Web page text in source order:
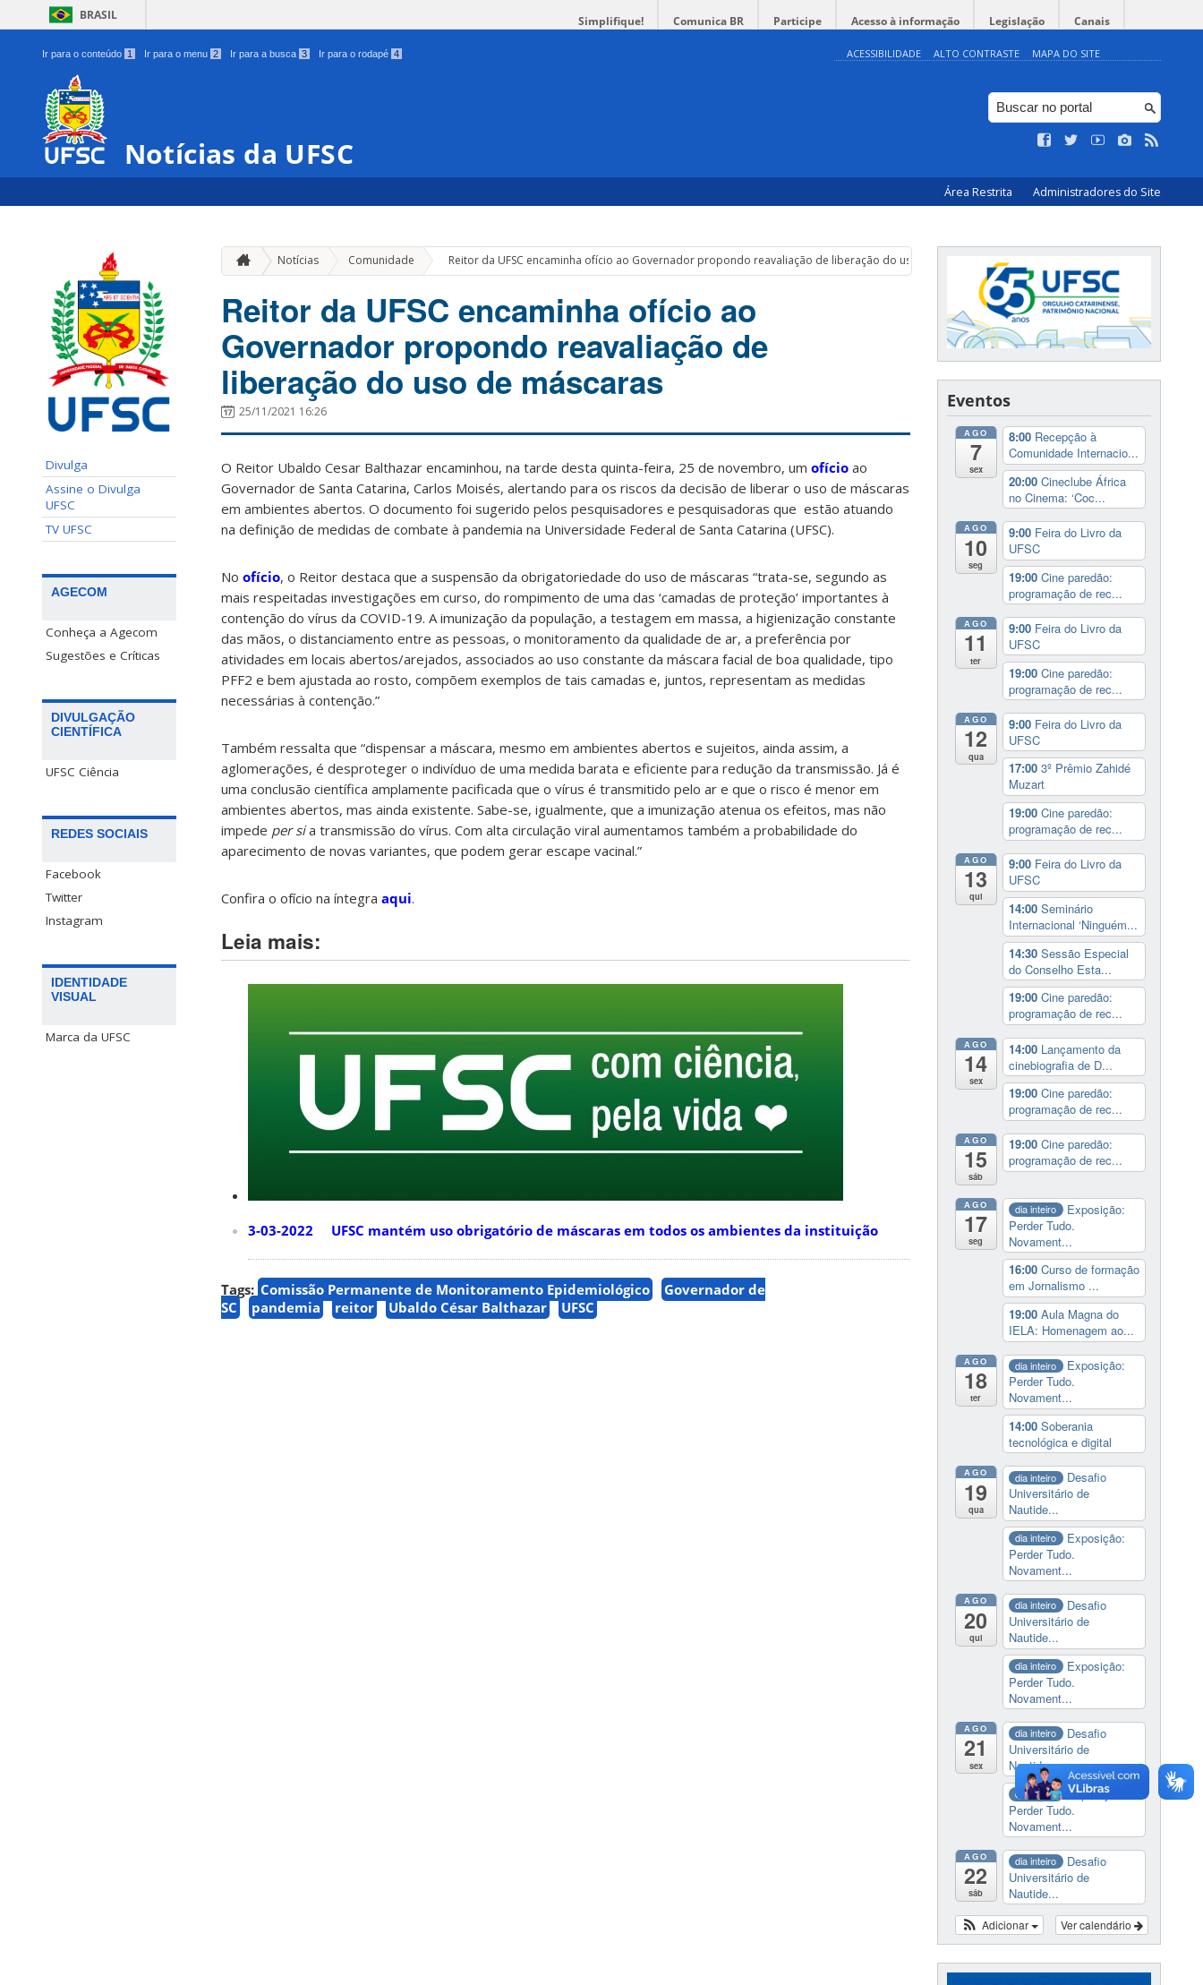
BRASIL Simplifique! Comunica BR Participe Acesso à informação Legislação Canais
Ir para o conteúdo 1 Ir para o menu 2 Ir para a busca 3 Ir para o rodapé 4 ACESSIBILIDADE ALTO CONTRASTE MAPA DO SITE
Notícias da UFSC
Área Restrita Administradores do Site
Divulga
Assine o Divulga
UFSC
TV UFSC
AGECOM
Conheça a Agecom
Sugestões e Críticas
DIVULGAÇÃO
CIENTÍFICA
UFSC Ciência
REDES SOCIAIS
Facebook
Twitter
Instagram
IDENTIDADE
VISUAL
Marca da UFSC
Notícias Comunidade » Reitor da UFSC encaminha ofício ao Governador propondo reavaliação de liberação do uso de máscaras
Reitor da UFSC encaminha ofício ao
Governador propondo reavaliação de
liberação do uso de máscaras
25/11/2021 16:26
O Reitor Ubaldo Cesar Balthazar encaminhou, na tarde desta quinta-feira, 25 de novembro, um ofício ao
Governador de Santa Catarina, Carlos Moisés, alertando para os riscos da decisão de liberar o uso de máscaras
em ambientes abertos. O documento foi sugerido pelos pesquisadores e pesquisadoras que estão atuando
na definição de medidas de combate à pandemia na Universidade Federal de Santa Catarina (UFSC).
No ofício, o Reitor destaca que a suspensão da obrigatoriedade do uso de máscaras “trata-se, segundo as
mais respeitadas investigações em curso, do rompimento de uma das ‘camadas de proteção’ importantes à
contenção do vírus da COVID-19. A imunização da população, a testagem em massa, a higienização constante
das mãos, o distanciamento entre as pessoas, o monitoramento da qualidade de ar, a preferência por
atividades em locais abertos/arejados, associados ao uso constante da máscara facial de boa qualidade, tipo
PFF2 e bem ajustada ao rosto, compõem exemplos de tais camadas e, juntos, representam as medidas
necessárias à contenção.”
Também ressalta que “dispensar a máscara, mesmo em ambientes abertos e sujeitos, ainda assim, a
aglomerações, é desproteger o indivíduo de uma medida barata e eficiente para redução da transmissão. Já é
uma conclusão científica amplamente pacificada que o vírus é transmitido pelo ar e que o risco é menor em
ambientes abertos, mas ainda existente. Sabe-se, igualmente, que a imunização atenua os efeitos, mas não
impede per sia transmissão do vírus. Com alta circulação viral aumentamos também a probabilidade do
aparecimento de novas variantes, que podem gerar escape vacinal.”
Confira o ofício na íntegra aqui.
Leia mais:
3-03-2022 UFSC mantém uso obrigatório de máscaras em todos os ambientes da instituição
Tags: Comissão Permanente de Monitoramento Epidemiológico
Governador de
SC
pandemia reitor Ubaldo César Balthazar UFSC
Eventos
AGO
7
sex
8:00 Recepção à
Comunidade Internacio...
20:00 Cineclube África
no Cinema: ‘Coc...
AGO
10
seg
9:00 Feira do Livro da
UFSC
19:00 Cine paredão:
programação de rec...
AGO
11
ter
9:00 Feira do Livro da
UFSC
19:00 Cine paredão:
programação de rec...
AGO
12
qua
9:00 Feira do Livro da
UFSC
17:00 3º Prêmio Zahidé
Muzart
19:00 Cine paredão:
programação de rec...
AGO
13
qui
9:00 Feira do Livro da
UFSC
14:00 Seminário
Internacional ‘Ninguém...
14:30 Sessão Especial
do Conselho Esta...
19:00 Cine paredão:
programação de rec...
AGO
14
sex
14:00 Lançamento da
cinebiografia de D...
19:00 Cine paredão:
programação de rec...
AGO
15
sáb
19:00 Cine paredão:
programação de rec...
AGO
17
seg
dia inteiro
Exposição:
Perder Tudo.
Novament...
16:00 Curso de formação
em Jornalismo ...
19:00 Aula Magna do
IELA: Homenagem ao...
AGO
18
ter
dia inteiro
Exposição:
Perder Tudo.
Novament...
14:00 Soberania
tecnológica e digital
AGO
19
qua
dia inteiro
Desafio
Universitário de
Nautide...
dia inteiro
Exposição:
Perder Tudo.
Novament...
AGO
20
qui
dia inteiro
Desafio
Universitário de
Nautide...
dia inteiro
Exposição:
Perder Tudo.
Novament...
AGO
21
sex
dia inteiro
Desafio
Universitário de
Nautide...
dia inteiro
Exposição:
Perder Tudo.
Novament...
AGO
22
sáb
dia inteiro
Desafio
Universitário de
Nautide...
Ver calendário
Adicionar